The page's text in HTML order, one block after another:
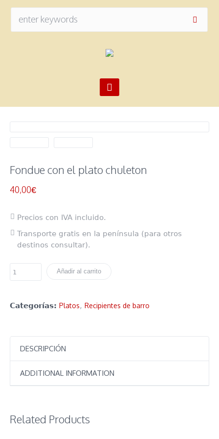
Fondue con el plato chuleton
40,00€
Precios con IVA incluido.
Transporte gratis en la península (para otros
destinos consultar).
Añadir al carrito
Categorías: Platos, Recipientes de barro
DESCRIPCIÓN
ADDITIONAL INFORMATION
Related Products